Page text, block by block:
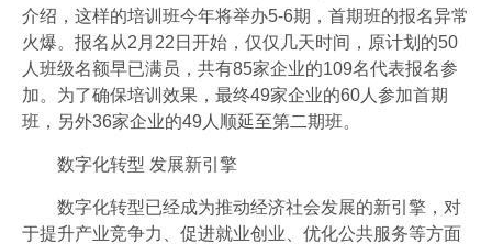
介绍，这样的培训班今年将举办5-6期，首期班的报名异常
火爆。报名从2月22日开始，仅仅几天时间，原计划的50
人班级名额早已满员，共有85家企业的109名代表报名参
加。为了确保培训效果，最终49家企业的60人参加首期
班，另外36家企业的49人顺延至第二期班。
数字化转型 发展新引擎
数字化转型已经成为推动经济社会发展的新引擎，对
于提升产业竞争力、促进就业创业、优化公共服务等方面